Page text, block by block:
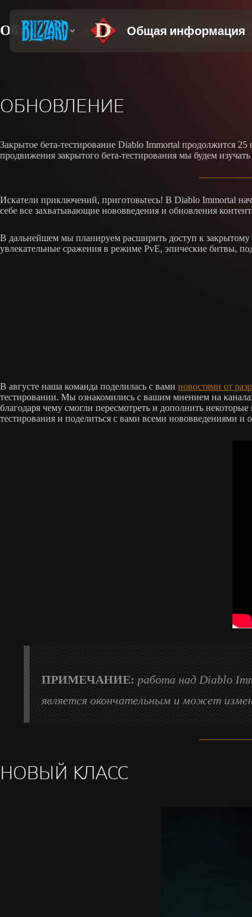
Обзор закрытого бета-тестирования
ОБНОВЛЕНИЕ
Закрытое бета-тестирование Diablo Immortal продолжится
продвижения закрытого бета-тестирования мы будем
Искатели приключений, приготовьтесь! В Diablo Immortal
себе все захватывающие нововведения и обновления
В дальнейшем мы планируем расширить доступ к
увлекательные сражения в режиме PvE, эпические битвы,
В августе наша команда поделилась с вами новостями от
тестировании. Мы ознакомились с вашим мнением на
благодаря чему смогли пересмотреть и дополнить
тестирования и поделиться с вами всеми нововведениями
ПРИМЕЧАНИЕ: работа над Diablo
является окончательным и может
НОВЫЙ КЛАСС